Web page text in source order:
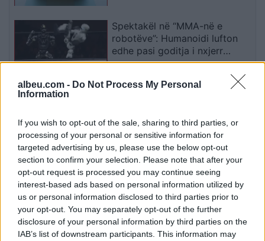
albeu.com - Do Not Process My Personal
Information
If you wish to opt-out of the sale, sharing to third parties, or
processing of your personal or sensitive information for
targeted advertising by us, please use the below opt-out
section to confirm your selection. Please note that after your
opt-out request is processed you may continue seeing
interest-based ads based on personal information utilized by
us or personal information disclosed to third parties prior to
your opt-out. You may separately opt-out of the further
disclosure of your personal information by third parties on the
IAB’s list of downstream participants. This information may
Spektakël në “MMA-në e
robotëve”: Humanoidi lufton
edhe pasi goditja i nxjerr
kokën nga vendi
mund ta rëndojë kolonën